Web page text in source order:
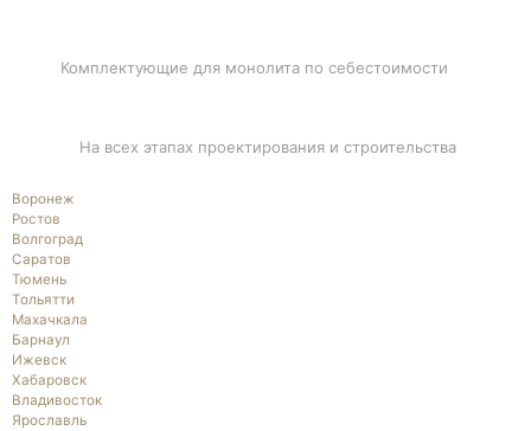
Комплектующие для монолита по себестоимости
На всех этапах проектирования и строительства
Воронеж
Ростов
Волгоград
Саратов
Тюмень
Тольятти
Махачкала
Барнаул
Ижевск
Хабаровск
Владивосток
Ярославль